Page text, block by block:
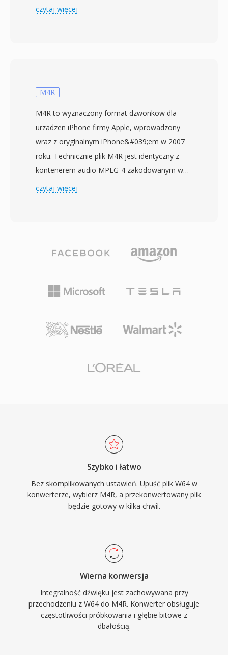
desktopowego Sonic Foundry w 2003 roku.
sesji nagraniowych, wielokanalowych
czestotliwosci probkowania. W64 osiaga to,
rozszerzajac identyfikatory blokow i pola
rozmiaru do 64 bitow, uzywajac
identyfikatorow GUID zamiast
strukturalna pozwala plikom osiagac rozmiary
probkowania, glebie bitowe i konfiguracje
kanalow, co czyni go dobrze dostosowanym
koncertow na zywo i akwizycji danych
profesjonalne cyfrowe stacje robocze audio
zapewniaja natywna obsluge W64 do
inzynierow i producentow, ktorzy rutynowo
czytaj więcej
M4R
M4R to wyznaczony format dzwonkow dla
urzadzen iPhone firmy Apple, wprowadzony
wraz z oryginalnym iPhone&#039;em w 2007
roku. Technicznie plik M4R jest identyczny z
kontenerem audio MPEG-4 zakodowanym w
AAC, takim jak M4A — jedynymi istotnymi
dzwonki bez modyfikacji na poziomie kodeka,
zapobiega pojawianiu sie zwyklych utworow
muzycznych w selektorze dzwonkow i
zakodowaniu krotkiego klipu audio jako AAC,
nowszych wersjach macOS) i GarageBand
iOS dla polaczen, alarmow i powiadomien
kontaktow. Praktyczne zalety obejmuja latwe
wdrazanie na dowolnego iPhone&#039;a przez
synchronizacje iTunes lub AirDrop,
wysokojakosciowe odtwarzanie kodeka AAC
nawet przy malych rozmiarach plikow oraz
natychmiastowej identyfikacji rozmowcy.
czytaj więcej
Szybko i łatwo
Bez skomplikowanych ustawień. Upuść plik W64 w
konwerterze, wybierz M4R, a przekonwertowany plik
będzie gotowy w kilka chwil.
Wierna konwersja
Integralność dźwięku jest zachowywana przy
przechodzeniu z W64 do M4R. Konwerter obsługuje
częstotliwości próbkowania i głębie bitowe z
dbałością.